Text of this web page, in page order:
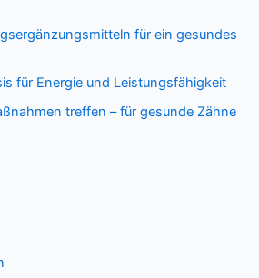
für ein gesundes
für Energie und Leistungsfähigkeit
treffen – für gesunde Zähne